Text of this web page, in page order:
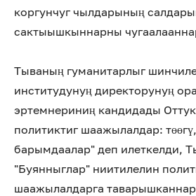
коргунчуг чылдарының
сактыышкыннарны
Тываның гуманитарлыг
институдунуң директорунуң
эртемнериниң кандидады
политиктиг шаажылалдар:
барымдаалар" деп илеткелди,
"Буянныглар" ниитилелин
шаажылалдарга